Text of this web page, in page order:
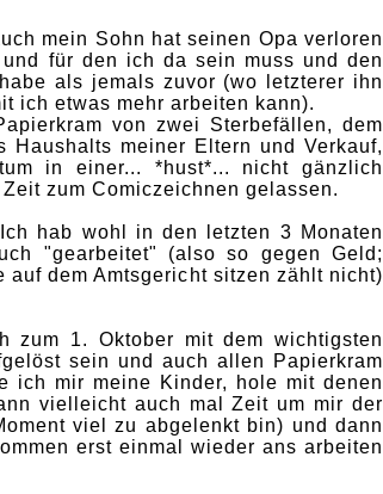
mein Sohn hat seinen Opa verloren
für den ich da sein muss und den
als jemals zuvor (wo letzterer ihn
ich etwas mehr arbeiten kann).
von zwei Sterbefällen, dem
Haushalts meiner Eltern und Verkauf,
in einer... *hust*... nicht gänzlich
zum Comiczeichnen gelassen.
hab wohl in den letzten 3 Monaten
"gearbeitet" (also so gegen Geld;
auf dem Amtsgericht sitzen zählt nicht)
zum 1. Oktober mit dem wichtigsten
sein und auch allen Papierkram
ich mir meine Kinder, hole mit denen
vielleicht auch mal Zeit um mir der
viel zu abgelenkt bin) und dann
erst einmal wieder ans arbeiten